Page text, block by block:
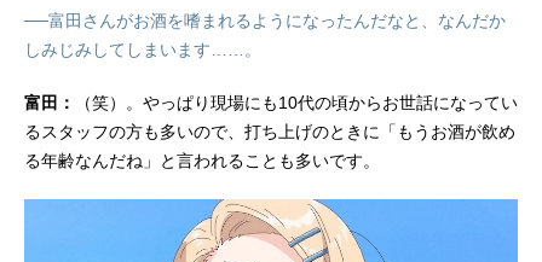
──富田さんがお酒を嗜まれるようになったんだなと、なんだか
しみじみしてしまいます……。
富田：
（笑）。やっぱり現場にも10代の頃からお世話になってい
るスタッフの方も多いので、打ち上げのときに「もうお酒が飲め
る年齢なんだね」と言われることも多いです。